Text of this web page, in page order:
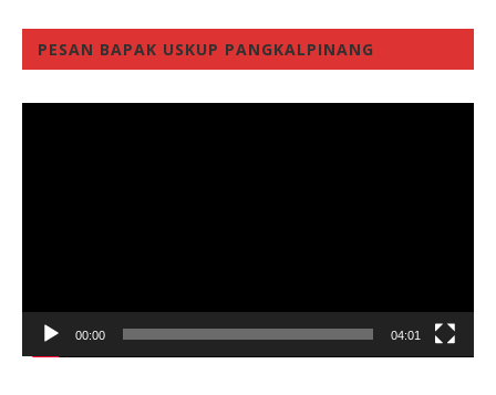
PESAN BAPAK USKUP PANGKALPINANG
00:00 04:01